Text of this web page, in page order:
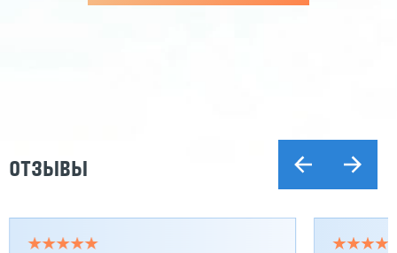
ОТЗЫВЫ